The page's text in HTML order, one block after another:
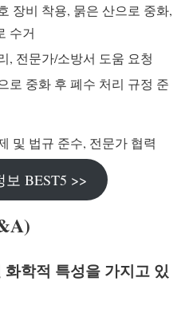
장비 착용, 묽은 산으로 중화,
수거
, 전문가/소방서 도움 요청
로 중화 후 폐수 처리 규정 준
및 법규 준수, 전문가 협력
BEST5 >>
학적 특성을 가지고 있